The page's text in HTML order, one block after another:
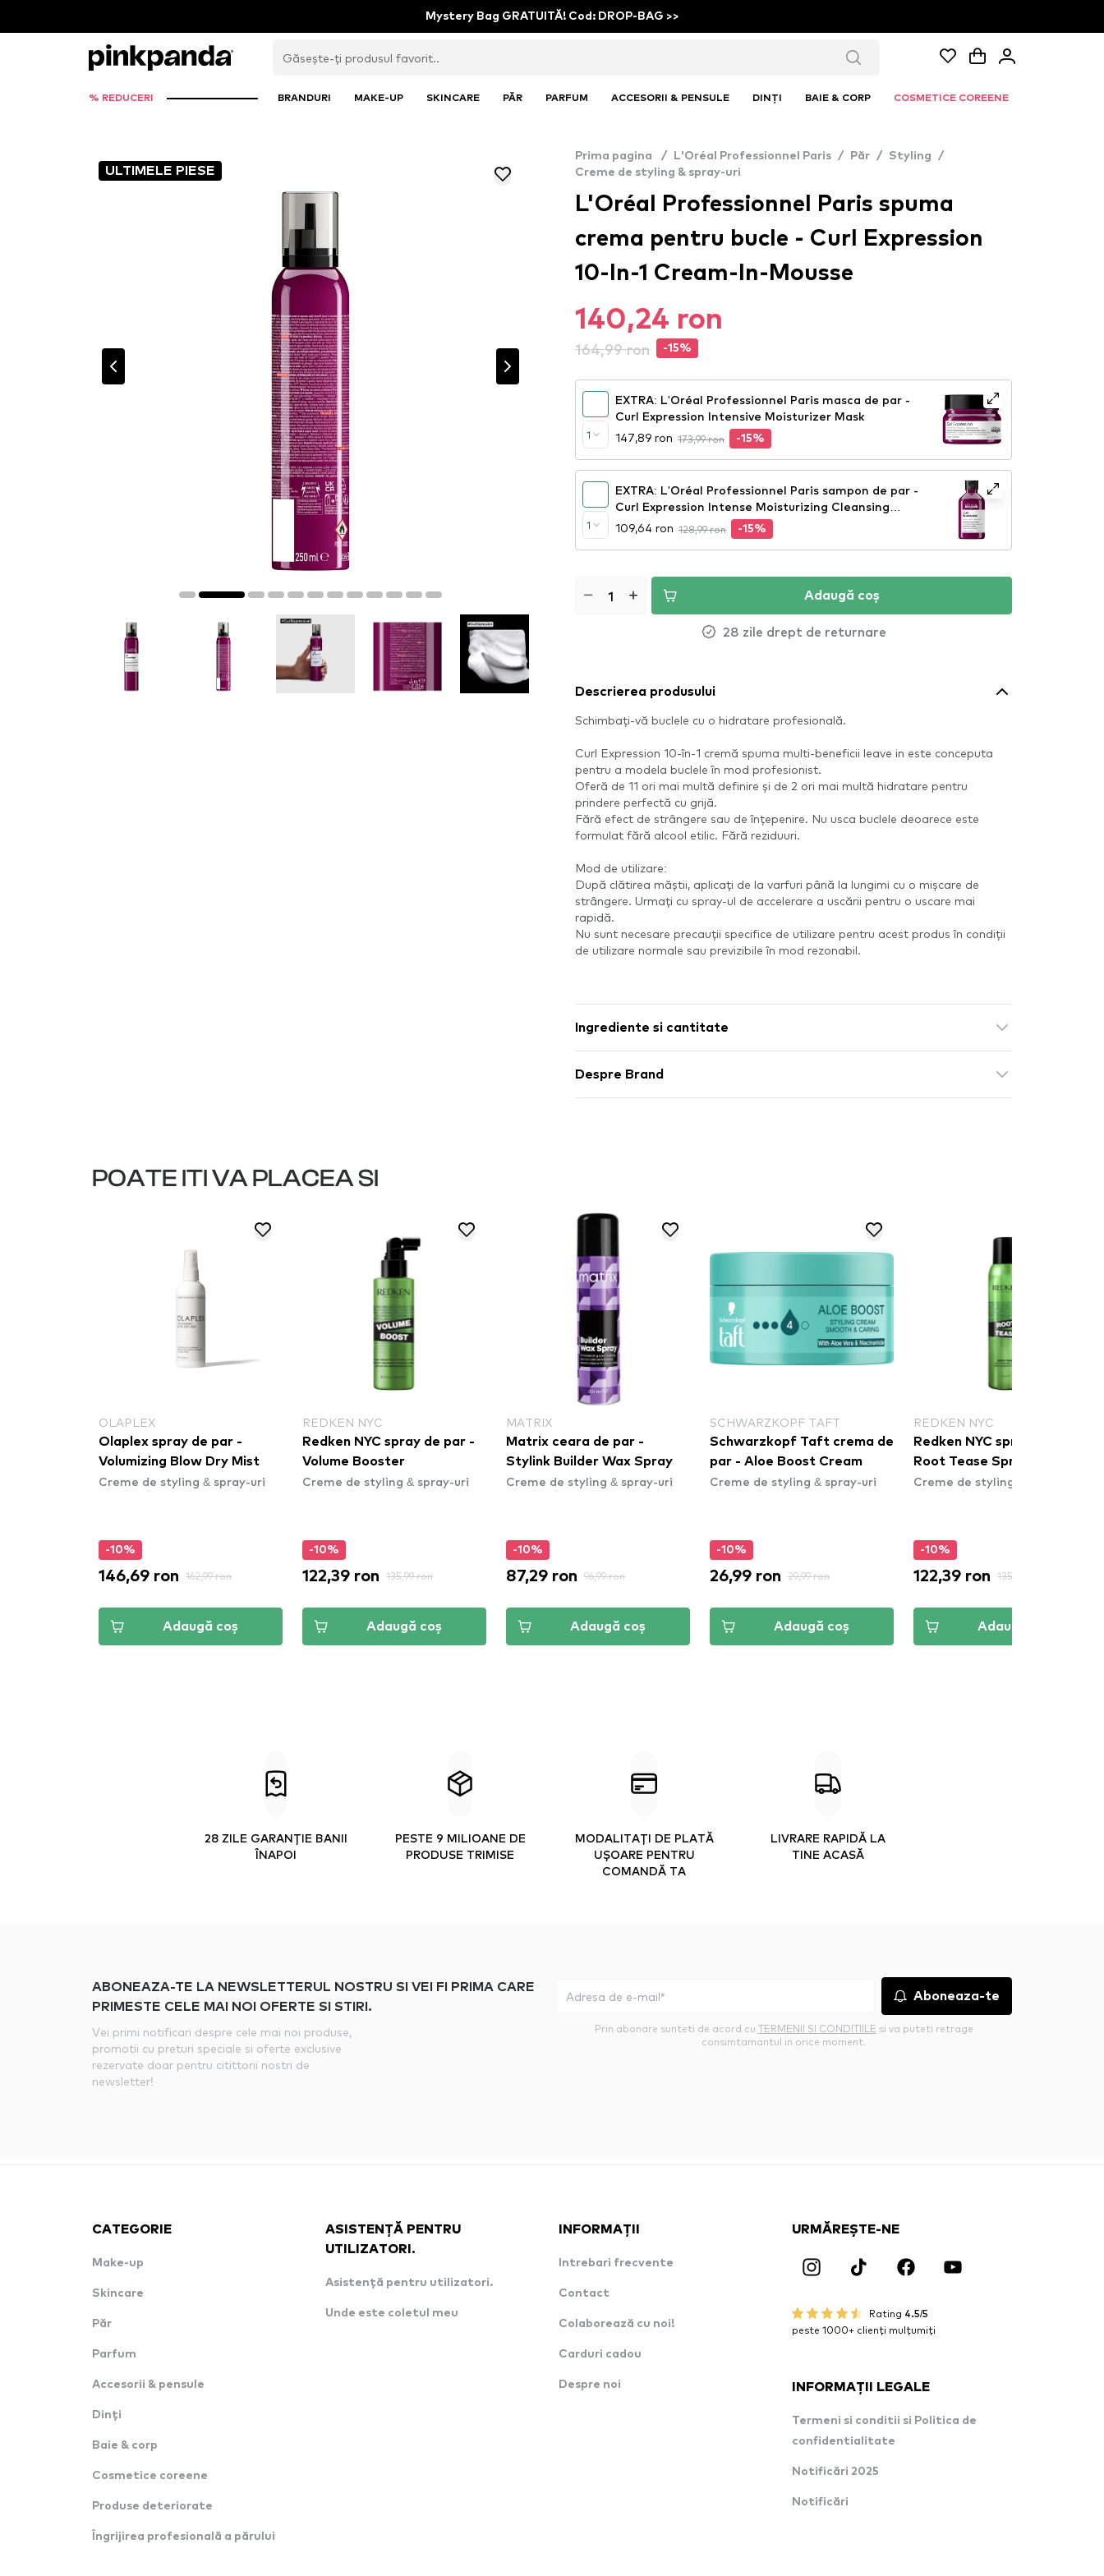
Mystery Bag GRATUITĂ! Cod: DROP-BAG >>
% REDUCERI BRANDURI MAKE-UP SKINCARE PĂR PARFUM ACCESORII & PENSULE DINȚI BAIE & CORP COSMETICE COREENE
ULTIMELE PIESE
Prima pagina / L'Oréal Professionnel Paris / Păr / Styling
/
Creme de styling & spray-uri
L'Oréal Professionnel Paris spuma
crema pentru bucle - Curl Expression
10-In-1 ​Cream-In-Mousse​
140,24 ron
164,99 ron -15%
1
EXTRA: L'Oréal Professionnel Paris masca de par -
Curl Expression Intensive Moisturizer Mask
147,89 ron 173,99 ron -15%
1
EXTRA: L'Oréal Professionnel Paris sampon de par -
Curl Expression Intense Moisturizing Cleansing
Cream Shampoo
109,64 ron 128,99 ron -15%
Adaugă coș
28 zile drept de returnare
Descrierea produsului
Schimbați-vă buclele cu o hidratare profesională.
Curl Expression 10-în-1 cremă spuma multi-beneficii leave in este conceputa
pentru a modela buclele în mod profesionist.
Oferă de 11 ori mai multă definire și de 2 ori mai multă hidratare pentru
prindere perfectă cu grijă.
Fără efect de strângere sau de înțepenire. Nu usca buclele deoarece este
formulat fără alcool etilic. Fără reziduuri.
Mod de utilizare:
După clătirea măștii, aplicați de la varfuri până la lungimi cu o mișcare de
strângere. Urmați cu spray-ul de accelerare a uscării pentru o uscare mai
rapidă.
Nu sunt necesare precauții specifice de utilizare pentru acest produs în condiții
de utilizare normale sau previzibile în mod rezonabil.
Ingrediente si cantitate
Despre Brand
POATE ITI VA PLACEA SI
OLAPLEX
Olaplex spray de par -
Volumizing Blow Dry Mist
Creme de styling & spray-uri
-10%
146,69 ron 162,99 ron
Adaugă coș
REDKEN NYC
Redken NYC spray de par -
Volume Booster
Creme de styling & spray-uri
-10%
122,39 ron 135,99 ron
Adaugă coș
MATRIX
Matrix ceara de par -
Stylink Builder Wax Spray
Creme de styling & spray-uri
-10%
87,29 ron 96,99 ron
Adaugă coș
SCHWARZKOPF TAFT
Schwarzkopf Taft crema de
par - Aloe Boost Cream
Creme de styling & spray-uri
-10%
26,99 ron 29,99 ron
Adaugă coș
REDKEN NYC
Redken NYC spray de par -
Root Tease Spray
Creme de styling & spray-uri
-10%
122,39 ron 135,99 ron
Adaugă coș
28 ZILE GARANȚIE BANII
ÎNAPOI
PESTE 9 MILIOANE DE
PRODUSE TRIMISE
MODALITAȚI DE PLATĂ
UȘOARE PENTRU
COMANDĂ TA
LIVRARE RAPIDĂ LA
TINE ACASĂ
ABONEAZA-TE LA NEWSLETTERUL NOSTRU SI VEI FI PRIMA CARE
PRIMESTE CELE MAI NOI OFERTE SI STIRI.
Vei primi notificari despre cele mai noi produse,
promotii cu preturi speciale si oferte exclusive
rezervate doar pentru citittorii nostri de
newsletter!
Aboneaza-te
Prin abonare sunteti de acord cu TERMENII SI CONDITIILE si va puteti retrage
consimtamantul in orice moment.
CATEGORIE
Make-up
Skincare
Păr
Parfum
Accesorii & pensule
Dinți
Baie & corp
Cosmetice coreene
Produse deteriorate
Îngrijirea profesională a părului
ASISTENȚĂ PENTRU
UTILIZATORI.
Asistență pentru utilizatori.
Unde este coletul meu
INFORMAȚII
Intrebari frecvente
Contact
Colaborează cu noi!
Carduri cadou
Despre noi
URMĂREȘTE-NE
Rating 4.5/5
peste 1000+ clienți mulțumiți
INFORMAȚII LEGALE
Termeni si conditii si Politica de
confidentialitate
Notificări 2025
Notificări